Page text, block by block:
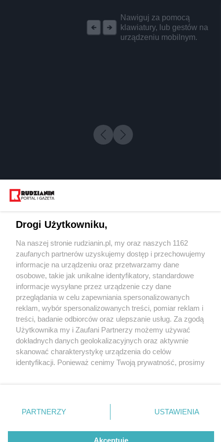
Nawiguj za pomocą
klawiatury, lub gestów na
urządzeniu mobilnym.
4 / 0
Wydawca mediów
Nie zapomnij
zapoznać się z:
polityką prywatności regulamin korzystania z portali
Twojemiasto
Piekary Śląskie
Chorzów
Tarnowskie Góry
Gliwice
Skontakuj sięz nami
Kontakt
Wydawca
Redakcja
Drogi Użytkowniku,
Na naszej stronie rudzianin.pl, my oraz naszych 1162
zaufanych partnerów uzyskujemy dostęp i przechowujemy
informacje na urządzeniu oraz przetwarzamy dane
osobowe, takie jak unikalne identyfikatory, standardowe
informacje wysyłane przez urządzenie czy dane
przeglądania w celu zapewniania spersonalizowanych
reklam, wybór spersonalizowanych treści, pomiar reklam i
treści, badanie odbiorców oraz ulepszanie usług. Za zgodą
Użytkownika my i Zaufani Partnerzy możemy używać
dokładnych danych geolokalizacyjnych oraz aktywnie
skanować charakterystykę urządzenia do celów
identyfikacji. Ponieważ cenimy Twoją prywatność, prosimy
prywatności znajdujący się w lewym dolnym rogu strony
. Niektóre rodzaje przetwarzania danych nie wymagają
zgody użytkownika, ale masz prawo sprzeciwić się
takiemu przetwarzaniu. Preferencje będą miały
PARTNERZY USTAWIENIA
Akceptuję